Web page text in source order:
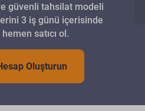
güvenli tahsilat modeli
3 iş günü içerisinde
satıcı ol.
Oluşturun